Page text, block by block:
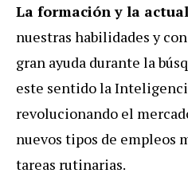
La formación y la
nuestras habilidades y
gran ayuda durante la
este sentido la
revolucionando el
nuevos tipos de empleos
tareas rutinarias.